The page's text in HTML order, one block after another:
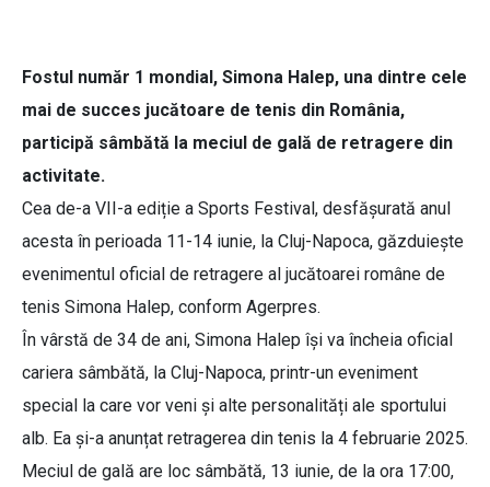
Fostul număr 1 mondial, Simona Halep, una dintre cele
mai de succes jucătoare de tenis din România,
participă sâmbătă la meciul de gală de retragere din
activitate.
Cea de-a VII-a ediție a Sports Festival, desfășurată anul
acesta în perioada 11-14 iunie, la Cluj-Napoca, găzduiește
evenimentul oficial de retragere al jucătoarei române de
tenis Simona Halep, conform Agerpres.
În vârstă de 34 de ani, Simona Halep își va încheia oficial
cariera sâmbătă, la Cluj-Napoca, printr-un eveniment
special la care vor veni și alte personalități ale sportului
alb. Ea și-a anunțat retragerea din tenis la 4 februarie 2025.
Meciul de gală are loc sâmbătă, 13 iunie, de la ora 17:00,